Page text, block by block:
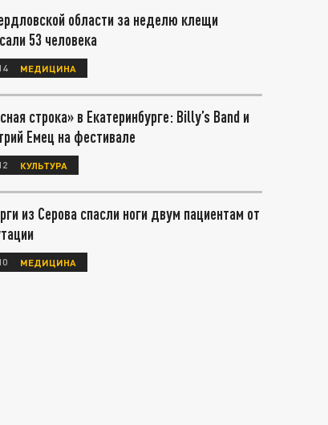
области за неделю клещи
53 человека
МЕДИЦИНА
строка» в Екатеринбурге: Billy’s Band и
Емец на фестивале
КУЛЬТУРА
из Серова спасли ноги двум пациентам от
МЕДИЦИНА